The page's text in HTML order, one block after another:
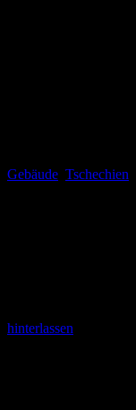
Gebäude Tschechien
hinterlassen